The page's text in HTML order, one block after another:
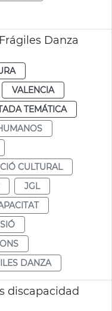
Danza
VALENCIA
TEMÁTICA
CULTURAL
JGL
DANZA
discapacidad